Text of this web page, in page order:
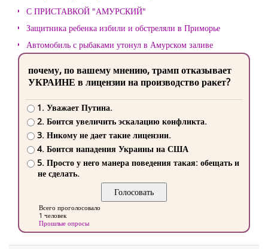
С ПРИСТАВКОЙ "АМУРСКИЙ"
Защитника ребенка избили и обстреляли в Приморье
Автомобиль с рыбаками утонул в Амурском заливе
почему, по вашему мнению, трамп отказывает
УКРАИНЕ в лицензии на производство ракет?
1. Уважает Путина.
2. Боится увеличить эскалацию конфликта.
3. Никому не дает такие лицензии.
4. Боится нападения Украины на США
5. Просто у него манера поведения такая: обещать и
не сделать.
Всего проголосовало
1 человек
Прошлые опросы